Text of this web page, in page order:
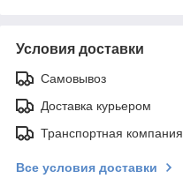
Условия доставки
Самовывоз
Доставка курьером
Транспортная компания
Все условия доставки